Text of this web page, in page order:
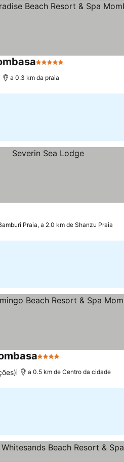
5 Estrelas
a 0.3 km da praia
Praia, a 2.0 km de Shanzu Praia
4 Estrelas
a 0.5 km de Centro da cidade